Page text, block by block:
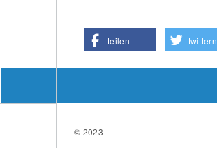
teilen twittern
© 2023